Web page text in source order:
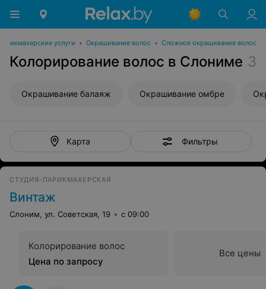
услуги • Окрашивание волос • Сложное окрашивание волос
Колорирование волос в Слониме 3
Окрашивание балаяж Окрашивание омбре
Карта Фильтры
СТУДИЯ-ПАРИКМАХЕРСКАЯ
Винтаж
Слоним, ул. Советская, 19 с 09:00
Колорирование волос
Цена по запросу
Все цены